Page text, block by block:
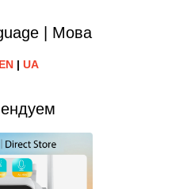
| Мова
EN| UA